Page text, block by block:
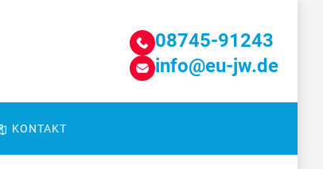
08745-91243
info@eu-jw.de
KONTAKT